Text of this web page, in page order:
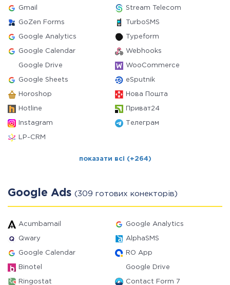
Gmail Stream Telecom
GoZen Forms TurboSMS
Google Analytics Typeform
Google Calendar Webhooks
Google Drive WooCommerce
Google Sheets eSputnik
Horoshop Нова Пошта
Hotline Приват24
Instagram Телеграм
LP-CRM
показати всі (+264)
Google Ads (309 готових конекторів)
Acumbamail Google Analytics
Qwary AlphaSMS
Google Calendar RO App
Binotel Google Drive
Ringostat Contact Form 7